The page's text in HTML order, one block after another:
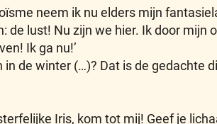
neem ik nu elders mijn
de lust! Nu zijn we hier. Ik door
Ik ga nu!’
de winter (…)? Dat is de gedachte
Iris, kom tot mij! Geef je